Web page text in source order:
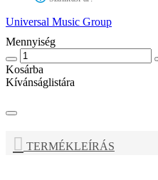
Universal Music Group
Mennyiség
Kosárba
Kívánságlistára
TERMÉKLEÍRÁS